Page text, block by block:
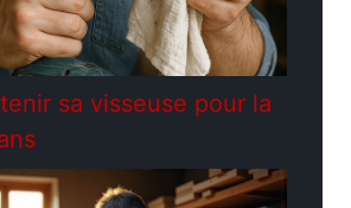
sa visseuse pour la